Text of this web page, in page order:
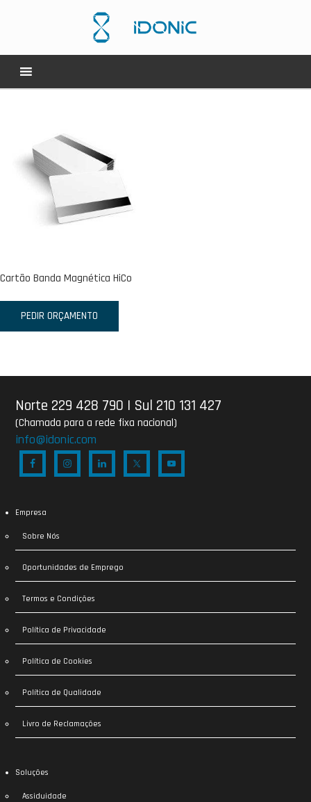
Cartão Banda Magnética HiCo
PEDIR ORÇAMENTO
Norte 229 428 790 | Sul 210 131 427
(Chamada para a rede fixa nacional)
info@idonic.com
Empresa
Sobre Nós
Oportunidades de Emprego
Termos e Condições
Política de Privacidade
Política de Cookies
Política de Qualidade
Livro de Reclamações
Soluções
Assiduidade